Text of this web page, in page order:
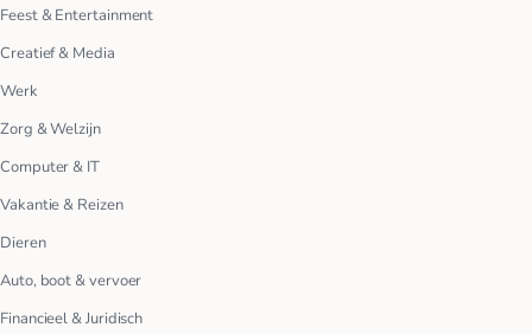
Feest & Entertainment
Creatief & Media
Werk
Zorg & Welzijn
Computer & IT
Vakantie & Reizen
Dieren
Auto, boot & vervoer
Financieel & Juridisch